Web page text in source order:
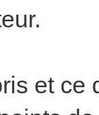
et ce